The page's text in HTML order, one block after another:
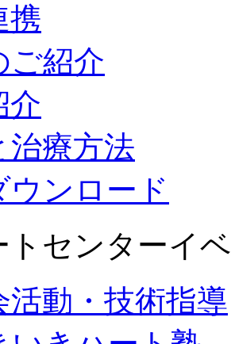
携
ご紹介
介
治療方法
ウンロード
トセンターイ
活動・技術指導